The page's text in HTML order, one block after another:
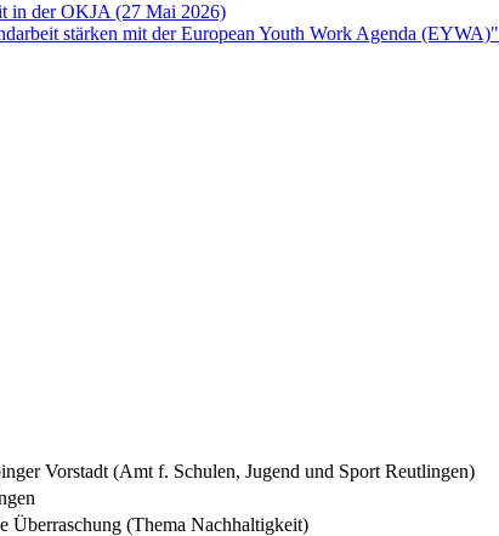
in der OKJA (27 Mai 2026)
stärken mit der European Youth Work Agenda (EYWA)"
Vorstadt (Amt f. Schulen, Jugend und Sport Reutlingen)
Überraschung (Thema Nachhaltigkeit)